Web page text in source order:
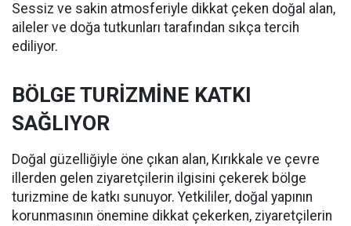
Sessiz ve sakin atmosferiyle dikkat çeken doğal alan,
aileler ve doğa tutkunları tarafından sıkça tercih
ediliyor.
BÖLGE TURİZMİNE KATKI
SAĞLIYOR
Doğal güzelliğiyle öne çıkan alan, Kırıkkale ve çevre
illerden gelen ziyaretçilerin ilgisini çekerek bölge
turizmine de katkı sunuyor. Yetkililer, doğal yapının
korunmasının önemine dikkat çekerken, ziyaretçilerin